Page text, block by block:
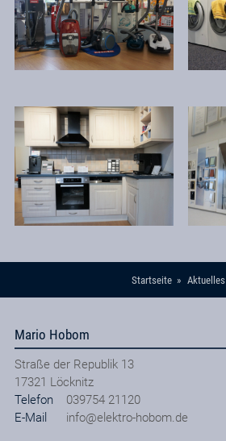
Startseite Aktuelles
Mario Hobom
Straße der Republik 13
17321 Löcknitz
Telefon
039754 21120
E-Mail
info@elektro-hobom.de